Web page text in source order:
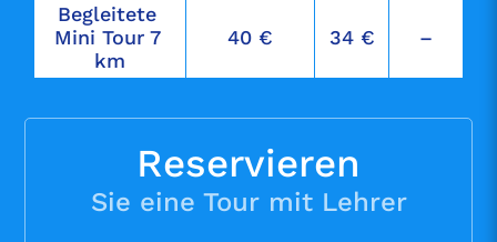
Begleitete
Mini Tour 7
km
40 € 34 € –
Reservieren
Sie eine Tour mit Lehrer